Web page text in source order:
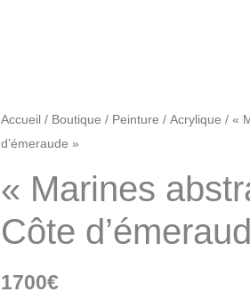
Accueil / Boutique / Peinture / Acrylique / «
d’émeraude »
« Marines
Côte
1700€
quantité
de
abstraites:
d'émeraude"